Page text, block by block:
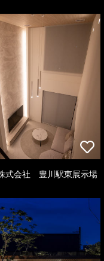
式会社 豊川駅東展示場